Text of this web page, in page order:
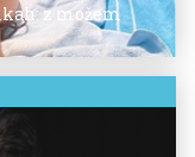
z možem